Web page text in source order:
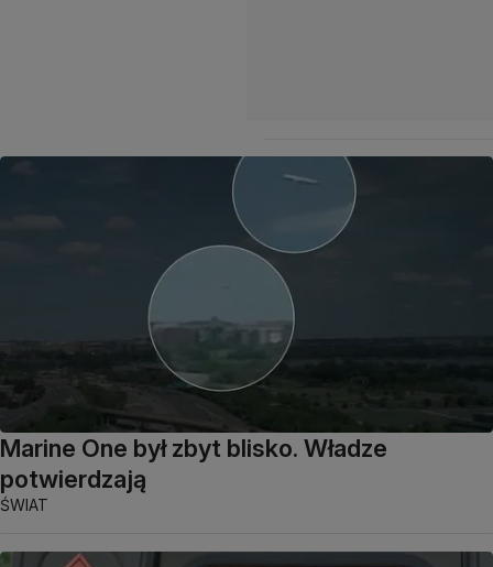
Marine One był zbyt blisko. Władze
potwierdzają
ŚWIAT